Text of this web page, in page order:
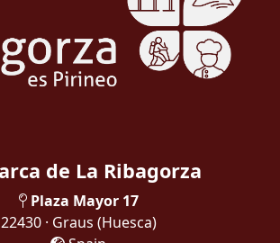
de La Ribagorza
Plaza Mayor 17
22430 · Graus (Huesca)